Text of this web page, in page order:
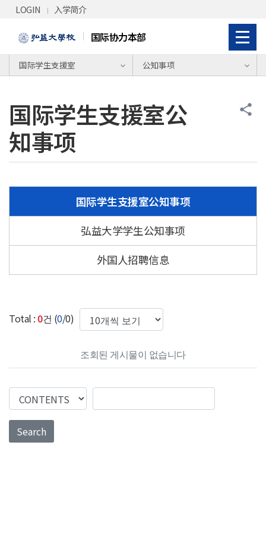
Skip Menu
LOGIN 入学简介
国际协力本部
国际学生支援室 公知事项
国际学生支援室公
知事项
share
国际学生支援室公知事项
弘益大学学生公知事项
外国人招聘信息
Total :0건 (0/0) 한번에 보여질 게시물 갯수
조회된 게시물이 없습니다
Search Column Search Value
Search